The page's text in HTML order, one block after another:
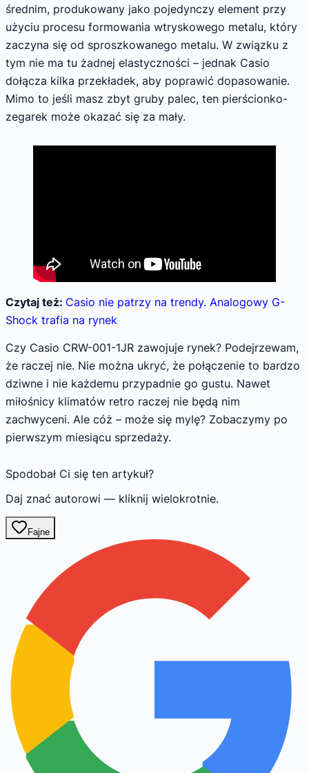
średnim, produkowany jako pojedynczy element przy
użyciu procesu formowania wtryskowego metalu, który
zaczyna się od sproszkowanego metalu. W związku z
tym nie ma tu żadnej elastyczności – jednak Casio
dołącza kilka przekładek, aby poprawić dopasowanie.
Mimo to jeśli masz zbyt gruby palec, ten pierścionko-
zegarek może okazać się za mały.
Czytaj też: Casio nie patrzy na trendy. Analogowy G-
Shock trafia na rynek
Czy Casio CRW-001-1JR zawojuje rynek? Podejrzewam,
że raczej nie. Nie można ukryć, że połączenie to bardzo
dziwne i nie każdemu przypadnie go gustu. Nawet
miłośnicy klimatów retro raczej nie będą nim
zachwyceni. Ale cóż – może się mylę? Zobaczymy po
pierwszym miesiącu sprzedaży.
Spodobał Ci się ten artykuł?
Daj znać autorowi — kliknij wielokrotnie.
Fajne